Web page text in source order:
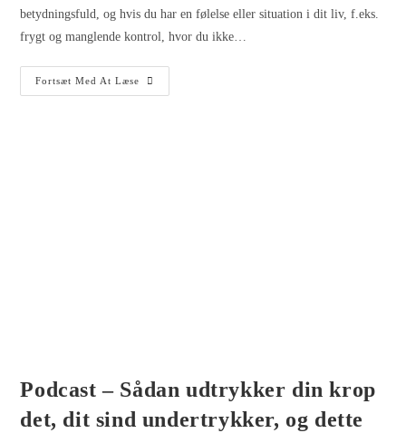
betydningsfuld, og hvis du har en følelse eller situation i dit liv, f.eks.
frygt og manglende kontrol, hvor du ikke…
Fortsæt Med At Læse
Podcast – Sådan udtrykker din krop
det, dit sind undertrykker, og dette